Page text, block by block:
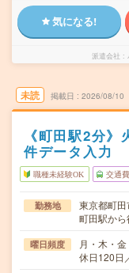
気になる!
派遣会社
未読 掲載日 2026/08/10
《町田駅2分
件データ入力
職種未経験OK 交通
勤務地
東京都町田
町田駅か
曜日頻度
月・木・
休日120日